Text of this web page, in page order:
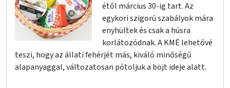
étől március 30-ig tart. Az
egykori szigorú szabályok mára
enyhültek és csak a húsra
korlátozódnak. A KMÉ lehetővé
teszi, hogy az állati fehérjét más, kiváló minőségű
alapanyaggal, változatosan pótoljuk a böjt ideje alatt.